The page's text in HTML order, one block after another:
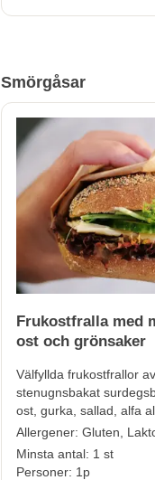
Smörgåsar
Frukostfralla med
ost och grönsaker
Välfyllda frukostfrallor
stenugnsbakat
ost, gurka, sallad, alfa
Allergener: Gluten,
Minsta antal: 1 st
Personer: 1p